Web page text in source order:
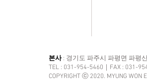
본사: 경기도 파주시 파평면 파평
TEL : 031-954-5460｜FAX : 031-
COPYRIGHT ⓒ 2020. MYUNG WON